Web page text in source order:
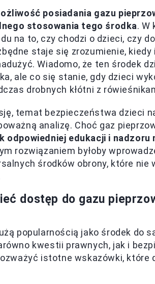
posiadania gazu
stosowania tego środka. W
na to, czy chodzi o dzieci, czy
staje się zrozumienie, kiedy
Wiadomo, że ten środek
ale co się stanie, gdy dzieci
drobnych kłótni z
temat bezpieczeństwa dzieci
analizę. Choć gaz
odpowiedniej edukacji i
rozwiązaniem byłoby
środków obrony, które
dostęp do gazu
popularnością jako środek do
kwestii prawnych, jak i
istotne wskazówki, które